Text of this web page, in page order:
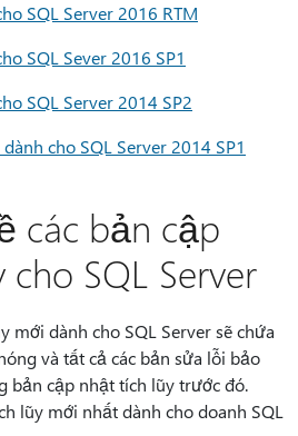
SQL Server 2016 RTM
SQL Sever 2016 SP1
SQL Server 2014 SP2
cho SQL Server 2014 SP1
các bản cập
SQL Server
mới dành cho SQL Server sẽ chứa
và tất cả các bản sửa lỗi bảo
bản cập nhật tích lũy trước đó.
lũy mới nhất dành cho doanh SQL